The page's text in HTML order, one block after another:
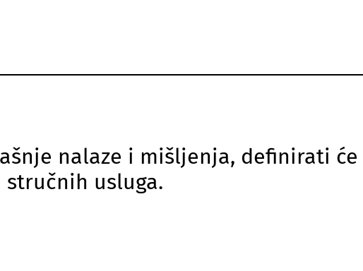
nalaze i mišljenja, definirati će
usluga.